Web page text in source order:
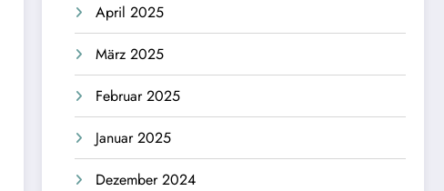
April 2025
März 2025
Februar 2025
Januar 2025
Dezember 2024